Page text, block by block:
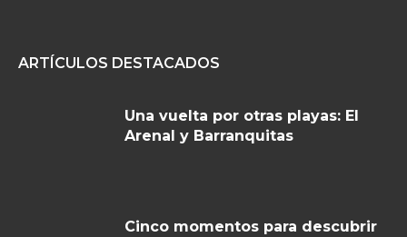
ARTÍCULOS DESTACADOS
Una vuelta por otras playas: El
Arenal y Barranquitas
Cinco momentos para descubrir